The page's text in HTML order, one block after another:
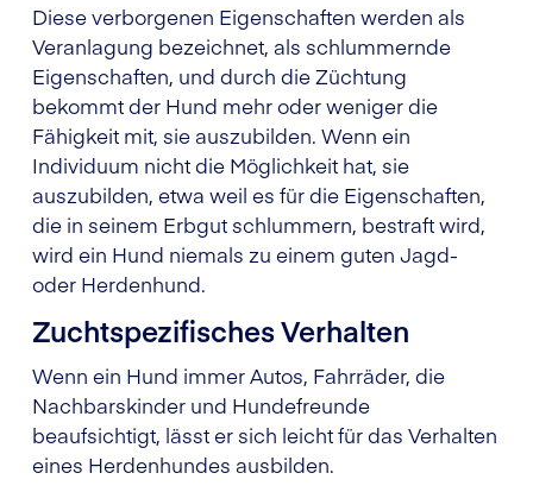
Diese verborgenen Eigenschaften werden als
Veranlagung bezeichnet, als schlummernde
Eigenschaften, und durch die Züchtung
bekommt der Hund mehr oder weniger die
Fähigkeit mit, sie auszubilden. Wenn ein
Individuum nicht die Möglichkeit hat, sie
auszubilden, etwa weil es für die Eigenschaften,
die in seinem Erbgut schlummern, bestraft wird,
wird ein Hund niemals zu einem guten Jagd-
oder Herdenhund.
Zuchtspezifisches Verhalten
Wenn ein Hund immer Autos, Fahrräder, die
Nachbarskinder und Hundefreunde
beaufsichtigt, lässt er sich leicht für das Verhalten
eines Herdenhundes ausbilden.